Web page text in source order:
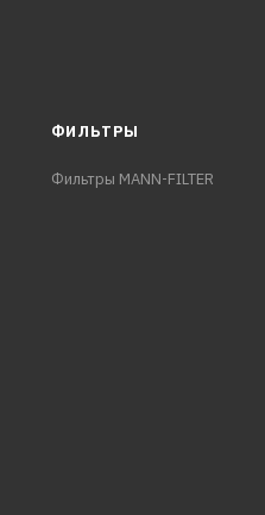
ФИЛЬТРЫ
Фильтры MANN-FILTER